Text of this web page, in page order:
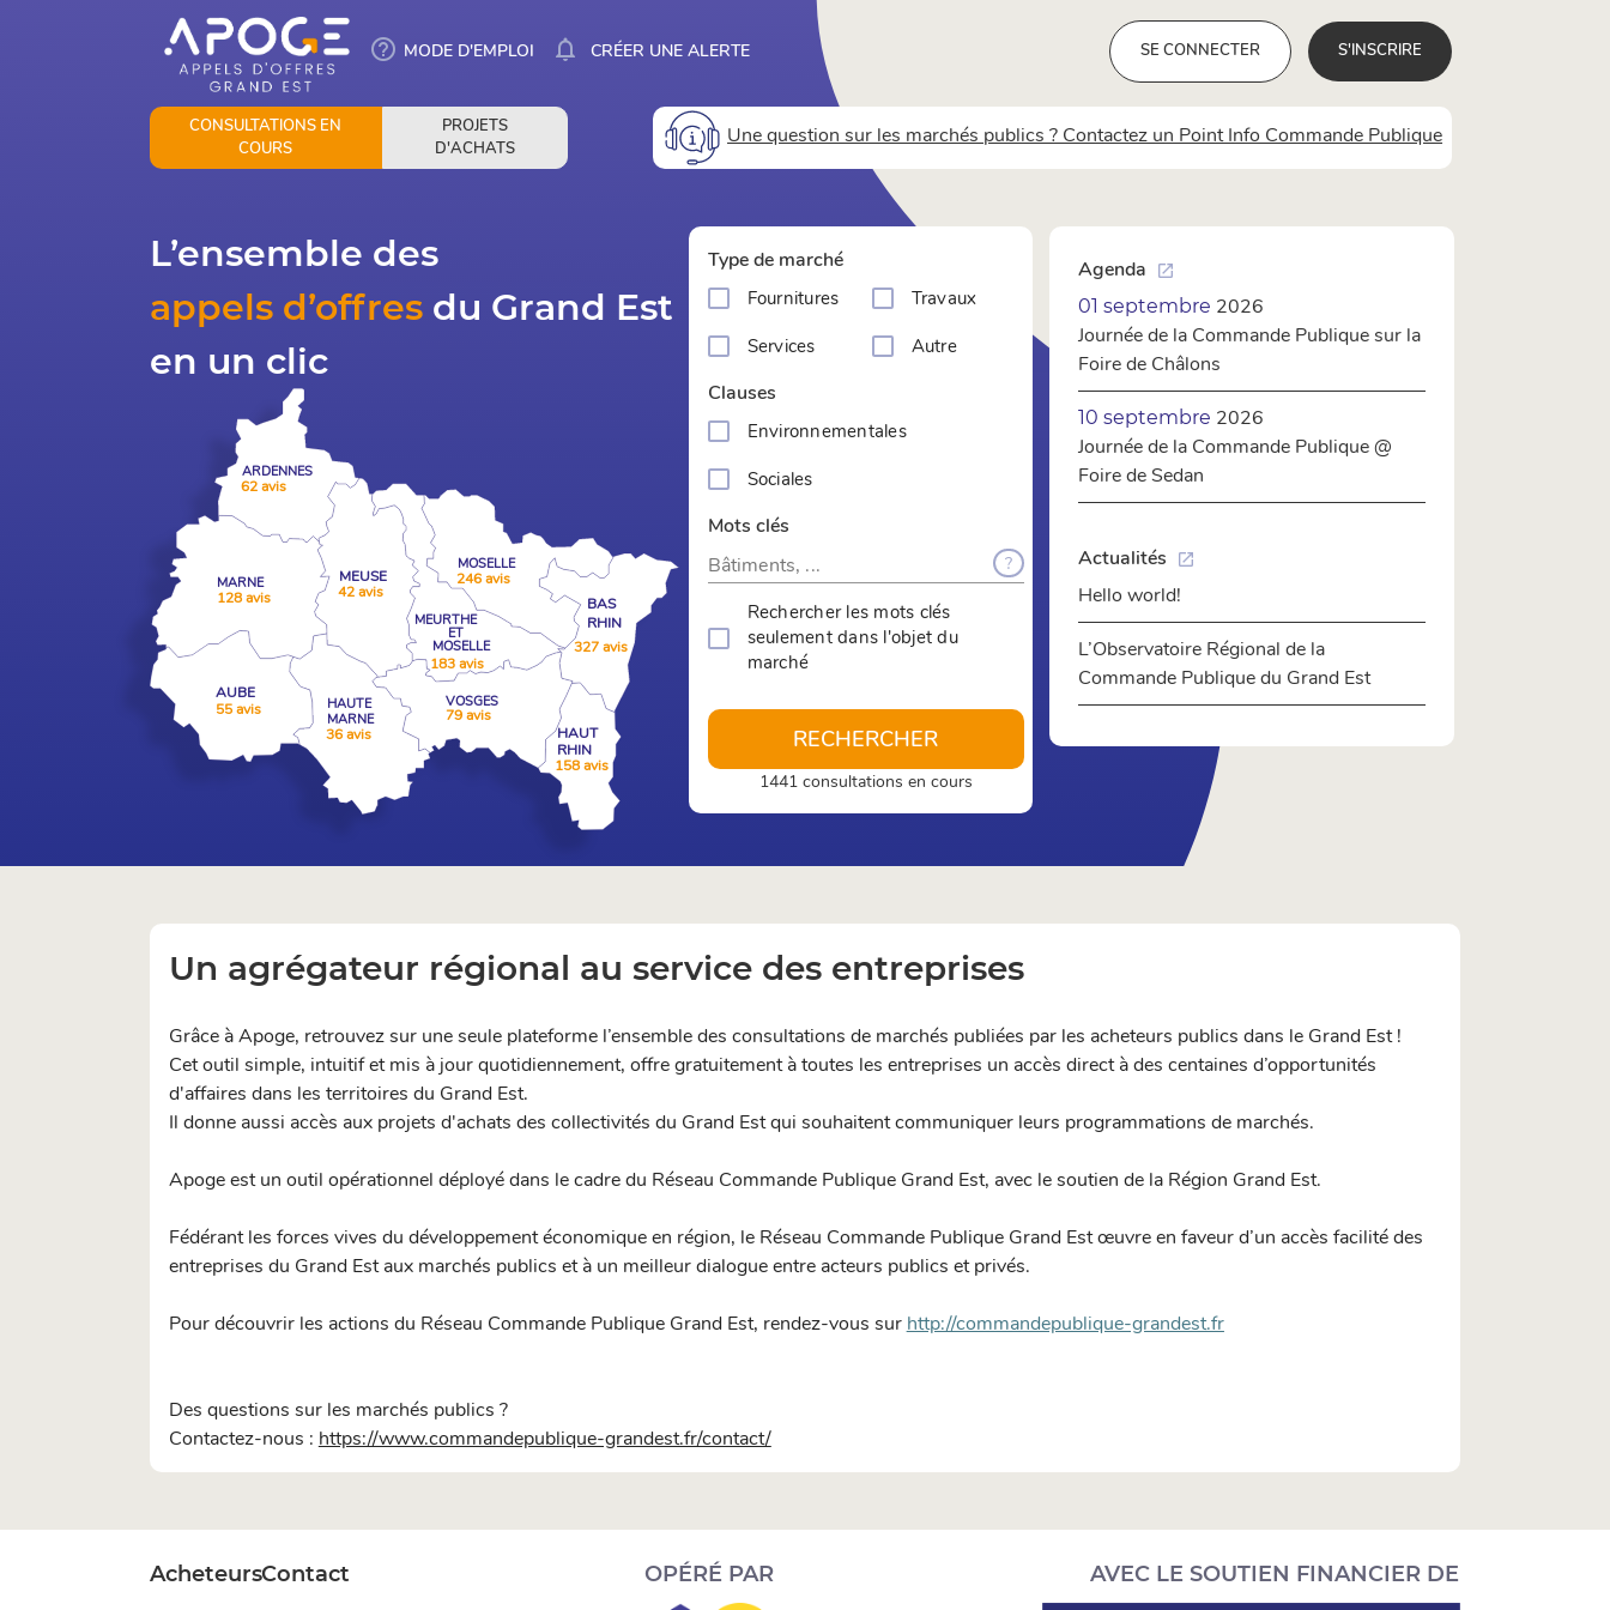
help_outline MODE D'EMPLOI notifications_none CRÉER UNE ALERTE SE CONNECTER S'INSCRIRE
CONSULTATIONS EN
COURS
PROJETS
D'ACHATS
Une question sur les marchés publics ? Contactez un Point Info Commande Publique
L’ensemble des
appels d’offresdu Grand Est
en un clic
ARDENNES
MARNE
AUBE
HAUTE
MARNE
MEUSE
VOSGES
MEURTHE
ET
MOSELLE
MOSELLE
BAS
RHIN
HAUT
RHIN
62 avis
128 avis
55 avis
42 avis
327 avis
158 avis
79 avis
36 avis
246 avis
183 avis
Type de marché
Fournitures
Travaux
Services
Autre
Clauses
Environnementales
Sociales
Mots clés
?
Rechercher les mots clés
seulement dans l'objet du
marché
RECHERCHER
1441 consultations en cours
Agenda open_in_new
01 septembre 2026
Journée de la Commande Publique sur la
Foire de Châlons
10 septembre 2026
Journée de la Commande Publique @
Foire de Sedan
Actualités open_in_new
Hello world!
L’Observatoire Régional de la
Commande Publique du Grand Est
Un agrégateur régional au service des entreprises
Grâce à Apoge, retrouvez sur une seule plateforme l’ensemble des consultations de marchés publiées par les acheteurs publics dans le Grand Est !
Cet outil simple, intuitif et mis à jour quotidiennement, offre gratuitement à toutes les entreprises un accès direct à des centaines d’opportunités
d'affaires dans les territoires du Grand Est.
Il donne aussi accès aux projets d'achats des collectivités du Grand Est qui souhaitent communiquer leurs programmations de marchés.
Apoge est un outil opérationnel déployé dans le cadre du Réseau Commande Publique Grand Est, avec le soutien de la Région Grand Est.
Fédérant les forces vives du développement économique en région, le Réseau Commande Publique Grand Est œuvre en faveur d’un accès facilité des
entreprises du Grand Est aux marchés publics et à un meilleur dialogue entre acteurs publics et privés.
Pour découvrir les actions du Réseau Commande Publique Grand Est, rendez-vous sur http://commandepublique-grandest.fr
Des questions sur les marchés publics ?
Contactez-nous : https://www.commandepublique-grandest.fr/contact/
AcheteursContact
OPÉRÉ PAR AVEC LE SOUTIEN FINANCIER DE